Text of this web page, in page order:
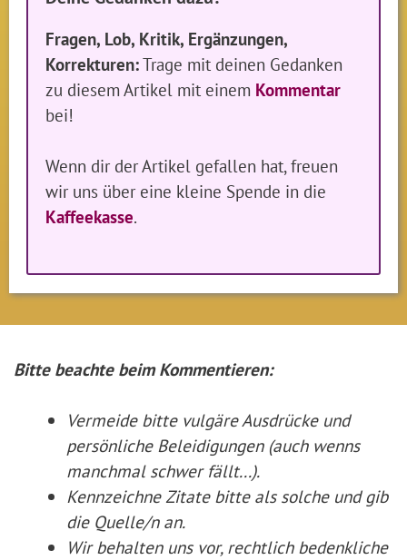
Fragen, Lob, Kritik, Ergänzungen,
Korrekturen:Trage mit deinen Gedanken
zu diesem Artikel mit einem Kommentar
bei!
Wenn dir der Artikel gefallen hat, freuen
wir uns über eine kleine Spende in die
Kaffeekasse.
Bitte beachte beim Kommentieren:
Vermeide bitte vulgäre Ausdrücke und
persönliche Beleidigungen (auch wenns
manchmal schwer fällt...).
Kennzeichne Zitate bitte als solche und gib
die Quelle/n an.
Wir behalten uns vor, rechtlich bedenkliche